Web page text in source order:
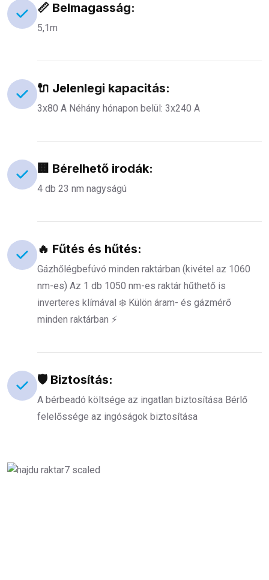
📏 Belmagasság:
5,1m
🔌 Jelenlegi kapacitás:
3x80 A Néhány hónapon belül: 3x240 A
🏢 Bérelhető irodák:
4 db 23 nm nagyságú
🔥 Fűtés és hűtés:
Gázhőlégbefúvó minden raktárban (kivétel az 1060
nm-es) Az 1 db 1050 nm-es raktár hűthető is
inverteres klímával ❄️ Külön áram- és gázmérő
minden raktárban ⚡️
🛡️ Biztosítás:
A bérbeadó költsége az ingatlan biztosítása Bérlő
felelőssége az ingóságok biztosítása